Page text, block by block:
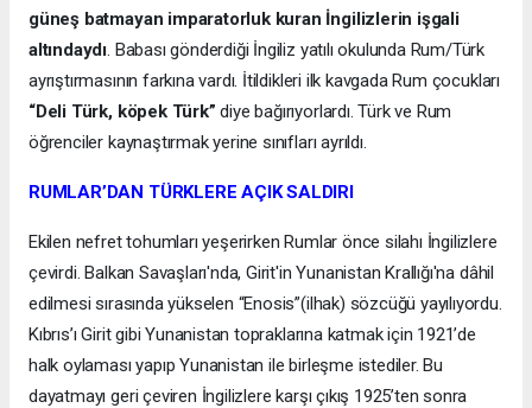
güneş batmayan imparatorluk kuran İngilizlerin işgali
altındaydı. Babası gönderdiği İngiliz yatılı okulunda Rum/Türk
ayrıştırmasının farkına vardı. İtildikleri ilk kavgada Rum çocukları
“Deli Türk, köpek Türk” diye bağırıyorlardı. Türk ve Rum
öğrenciler kaynaştırmak yerine sınıfları ayrıldı.
RUMLAR’DAN TÜRKLERE AÇIK SALDIRI
Ekilen nefret tohumları yeşerirken Rumlar önce silahı İngilizlere
çevirdi. Balkan Savaşları'nda, Girit'in Yunanistan Krallığı'na dâhil
edilmesi sırasında yükselen “Enosis”(ilhak) sözcüğü yayılıyordu.
Kıbrıs’ı Girit gibi Yunanistan topraklarına katmak için 1921’de
halk oylaması yapıp Yunanistan ile birleşme istediler. Bu
dayatmayı geri çeviren İngilizlere karşı çıkış 1925’ten sonra